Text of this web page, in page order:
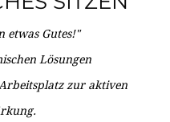
etwas Gutes!"
Lösungen
zur aktiven